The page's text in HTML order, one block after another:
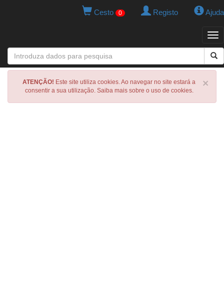
Cesto 0 Registo Ajuda
×
ATENÇÃO! Este site utiliza cookies. Ao navegar no site estará a
consentir a sua utilização. Saiba mais sobre o uso de cookies.